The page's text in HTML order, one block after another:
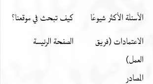
الأسئلة الأكثر شيوعًا
الاعتمادات (فريق
العمل)
المصادر
كيف تبحث في موقعنا؟
الصفحة الرئيسة